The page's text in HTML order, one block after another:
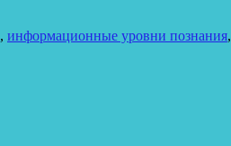
, информационные уровни познания,